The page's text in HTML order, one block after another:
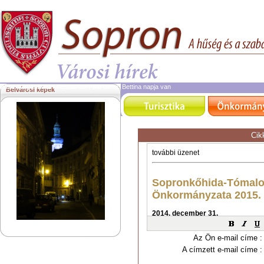
2026. augusztus 6.csütörtök | ma Berta, Bettina napja van
Belvárosi képek
Az Ön e-mail címe :
A címzett e-mail címe :